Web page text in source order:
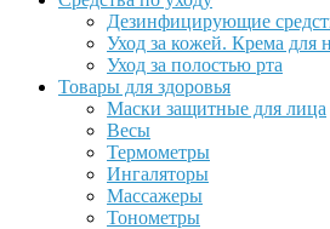
Дезинфицирующие
Уход за кожей. Крема для
Уход за полостью рта
Товары для здоровья
Маски защитные для лица
Весы
Термометры
Ингаляторы
Массажеры
Тонометры